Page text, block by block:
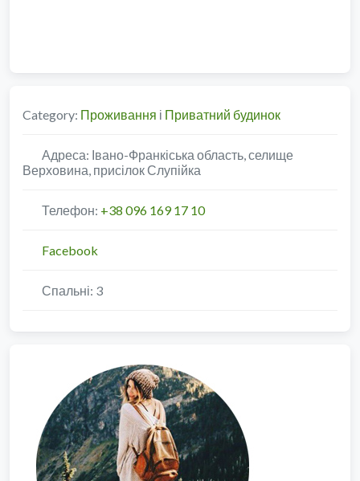
Category: Проживання і Приватний будинок
Адреса: Івано-Франкіська область, селище
Верховина, присілок Слупійка
Телефон: +38 096 169 17 10
Facebook
Спальні: 3